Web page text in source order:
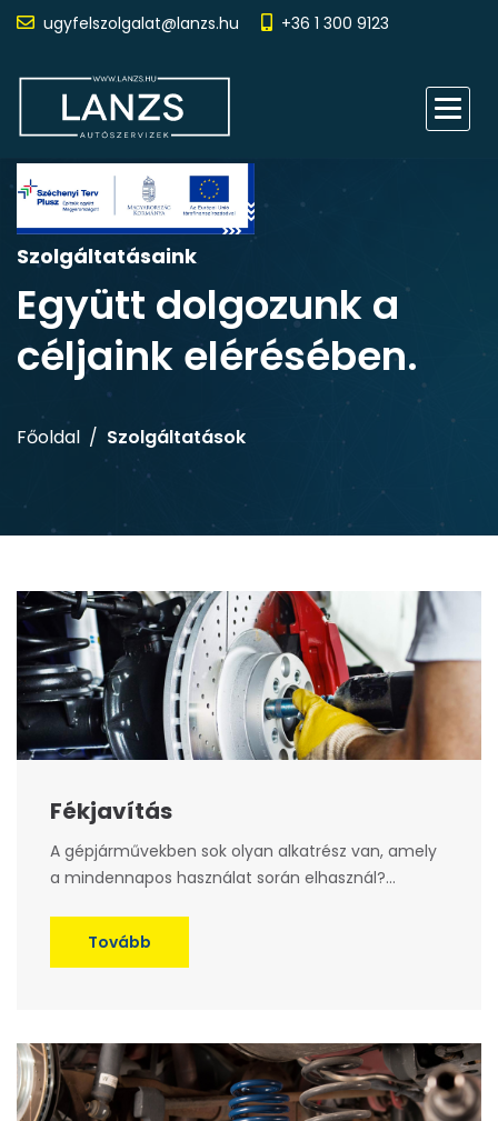
ugyfelszolgalat@lanzs.hu +36 1 300 9123
Szolgáltatásaink
Együtt dolgozunk a
céljaink elérésében.
Főoldal Szolgáltatások
Fékjavítás
A gépjárművekben sok olyan alkatrész van, amely
a mindennapos használat során elhasznál?...
Tovább